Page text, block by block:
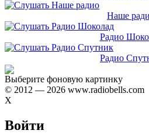
Наше
Радио
Радио
Выберите фоновую картинку
© 2012 — 2026 www.radiobells.com
X
Войти